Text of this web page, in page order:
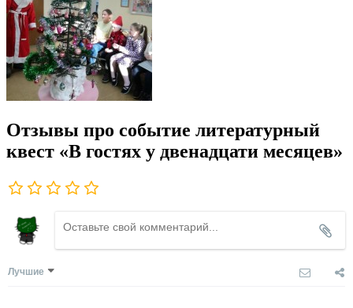
Отзывы про событие литературный
квест «В гостях у двенадцати месяцев»
Лучшие